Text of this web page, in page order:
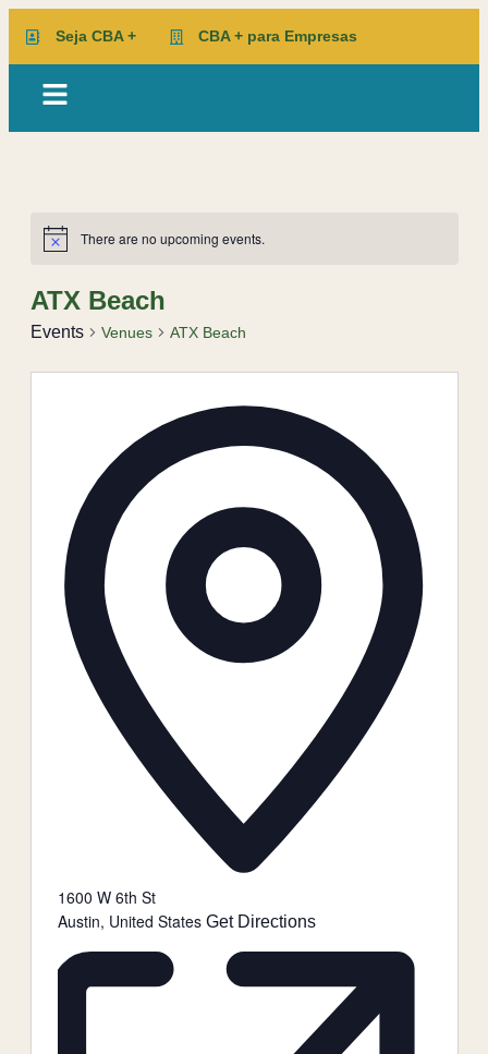
Seja CBA + CBA + para Empresas
There are no upcoming events.
ATX Beach
Events Venues ATX Beach
1600 W 6th St
Austin, United States Get Directions